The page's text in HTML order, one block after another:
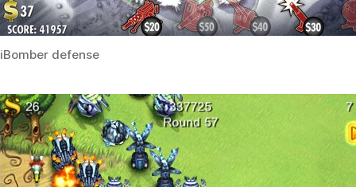
iBomber defense